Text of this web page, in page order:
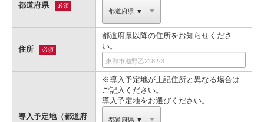
都道府県 必須
住所 必須
都道府県以降の住所をお知らせくださ
い。
導入予定地（都道府
※導入予定地が上記住所と異なる場合は
ご記入ください。
導入予定地をお選びください。